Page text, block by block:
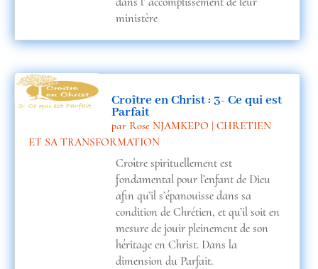
ministère
Croître en Christ : 3- Ce qui est
Parfait
par Rose NJAMKEPO | CHRETIEN
ET SA TRANSFORMATION
Croître spirituellement est
fondamental pour l’enfant de Dieu
afin qu’il s’épanouisse dans sa
condition de Chrétien, et qu’il soit en
mesure de jouir pleinement de son
héritage en Christ. Dans la
dimension du Parfait.